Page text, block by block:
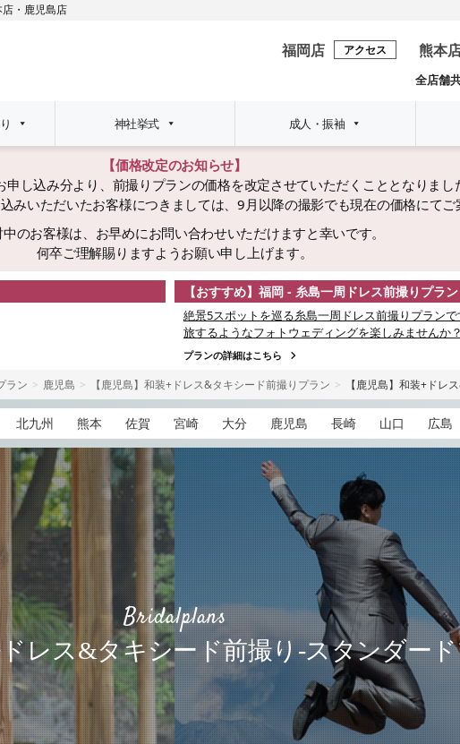
店 ・ 鹿児島店
福岡店 アクセス 熊本
全店舗
神社挙式 成人・振袖
【価格改定のお知らせ】
し込み分より、前撮りプランの価格を改定させていただくこととなりまし
みいただいたお客様につきましては、9月以降の撮影でも現在の価格にてご
中のお客様は、お早めにお問い合わせいただけますと幸いです。
何卒ご理解賜りますようお願い申し上げます。
【おすすめ】福岡 - 糸島一周ドレス前撮りプラン
絶景5スポットを巡る糸島一周ドレス前撮りプランで
旅するようなフォトウェディングを楽しみませんか？
プランの詳細はこちら
ラン 鹿児島 【鹿児島】和装+ドレス&タキシード前撮りプラン 【鹿児島】和装+ドレ
北九州 熊本 佐賀 宮崎 大分 鹿児島 長崎 山口 広島
Bridalplans
レス&タキシード前撮り-スタンダー